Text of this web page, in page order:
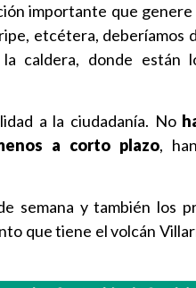
importante que genere
etcétera, deberíamos
caldera, donde están
a la ciudadanía. No
a corto plazo,
semana y también los
que tiene el volcán